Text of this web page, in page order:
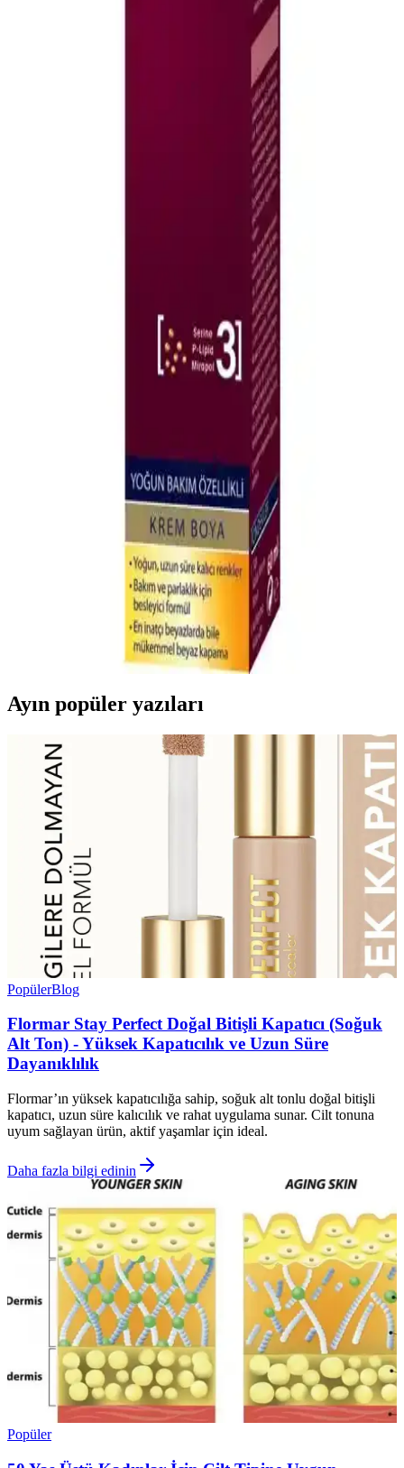
Elseve Hydra Hyaluronik Saç Serumu: Nemli ve
Dolgun Görünüm İçin Günlük Bakım
Hyaluronik asit içeren bu saç serumu, saçlara derinlemesine nem
kazandırır, hacim ve parlaklık sağlar, elektriklenmeyi önler ve kolay
taranır hale getirir, sağlıklı ve canlı saçlar için ideal bir bakım
Avesin Saç Bakım Serumu İnce Telli Saçlar İçin
Güçlendirici ve Sağlıklı Görünüm Sağlar
Avesin Saç Bakım Serumu, ince telli saçlar için güçlendirici
içeriklerle saç dökülmesini azaltır, sağlıklı ve dolgun görünüm
sağlar, doğal bitki ekstraktlarıyla saç köklerini destekler.
LOVE BUTTER Çörek Otu Saç Maskesi: Doğal ve
LOVE BUTTER Çörek Otu Saç Maskesi, tüm saç tiplerine uygun
doğal içerikleriyle saçlara güç, parlaklık ve sağlık kazandırır.
Düzenli kullanımda yumuşaklık ve nem sağlar, saçların canlı
Japon Saç Düzleştirme İşlemi Sonrası Bakım ve
Japon saç düzleştirme işlemi sonrası saçın kalıcı düzlüğü için 3-4
gün su ile temasın kesilmesi, uygun ısı uygulaması ve doğru bakım
ürünlerinin kullanılması önemlidir. Saç tipi ve kuaförün deneyimi
Vital Colors Koyu Fındık Kabuğu 7-65 Saç Boyama
Ürünü ve Özellikleri
Vital Colors Koyu Fındık Kabuğu 7-65, yüksek performanslı, uzun
süre kalıcı ve bakım sağlayan yoğun pigmentli saç boyasıdır.
Beyazları kapatır, doğal görünüm ve parlaklık sunar.
Ayın popüler yazıları
PopülerBlog
Flormar Stay Perfect Doğal Bitişli Kapatıcı (Soğuk
Alt Ton) - Yüksek Kapatıcılık ve Uzun Süre
Dayanıklılık
Flormar’ın yüksek kapatıcılığa sahip, soğuk alt tonlu doğal bitişli
kapatıcı, uzun süre kalıcılık ve rahat uygulama sunar. Cilt tonuna
uyum sağlayan ürün, aktif yaşamlar için ideal.
Daha fazla bilgi edinin
Popüler